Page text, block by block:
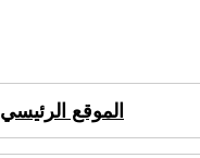
الموقع الرئيسي